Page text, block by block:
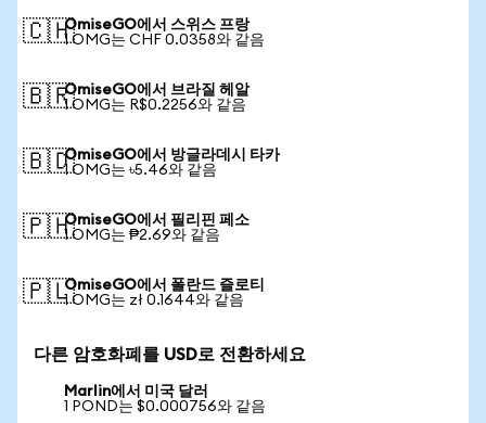
🇨🇭OmiseGO에서 스위스 프랑
1 OMG는 CHF 0.0358와 같음
🇧🇷OmiseGO에서 브라질 헤알
1 OMG는 R$0.2256와 같음
🇧🇩OmiseGO에서 방글라데시 타카
1 OMG는 ৳5.46와 같음
🇵🇭OmiseGO에서 필리핀 페소
1 OMG는 ₱2.69와 같음
🇵🇱OmiseGO에서 폴란드 즐로티
1 OMG는 zł 0.1644와 같음
다른 암호화폐를 USD로 전환하세요
Marlin에서 미국 달러
1 POND는 $0.000756와 같음